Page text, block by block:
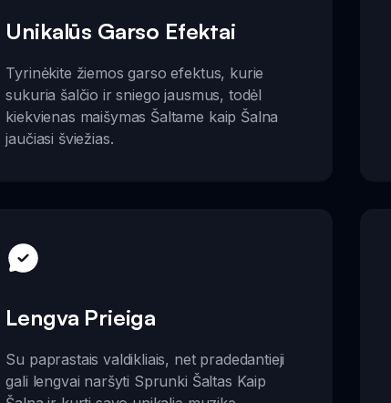
Unikalūs Garso Efektai
Tyrinėkite žiemos garso efektus, kurie
sukuria šalčio ir sniego jausmus, todėl
kiekvienas maišymas Šaltame kaip Šalna
jaučiasi šviežias.
Lengva Prieiga
Su paprastais valdikliais, net pradedantieji
gali lengvai naršyti Sprunki Šaltas Kaip